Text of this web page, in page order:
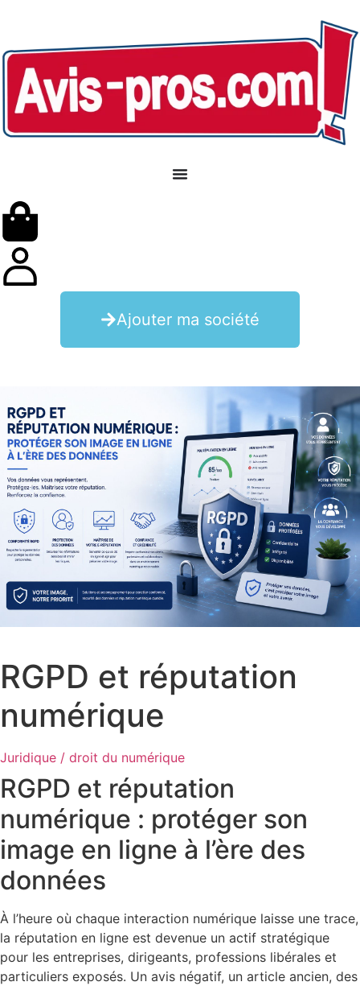
Ajouter ma société
RGPD et réputation
numérique
Juridique / droit du numérique
RGPD et réputation
numérique : protéger son
image en ligne à l’ère des
données
À l’heure où chaque interaction numérique laisse une trace,
la réputation en ligne est devenue un actif stratégique
pour les entreprises, dirigeants, professions libérales et
particuliers exposés. Un avis négatif, un article ancien, des